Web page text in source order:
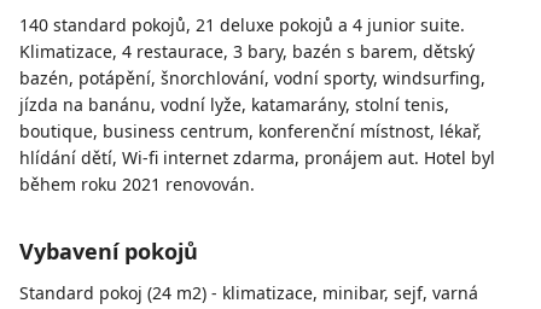
140 standard pokojů, 21 deluxe pokojů a 4 junior suite.
Klimatizace, 4 restaurace, 3 bary, bazén s barem, dětský
bazén, potápění, šnorchlování, vodní sporty, windsurfing,
jízda na banánu, vodní lyže, katamarány, stolní tenis,
boutique, business centrum, konferenční místnost, lékař,
hlídání dětí, Wi-fi internet zdarma, pronájem aut. Hotel byl
během roku 2021 renovován.
Vybavení pokojů
Standard pokoj (24 m2) - klimatizace, minibar, sejf, varná